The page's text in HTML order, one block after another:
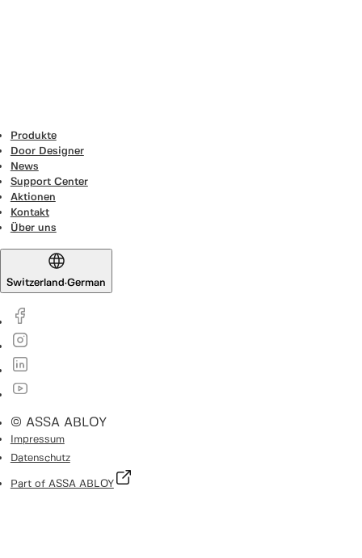
Produkte
Door Designer
News
Support Center
Aktionen
Kontakt
Über uns
Switzerland·German
© ASSA ABLOY
Impressum
Datenschutz
Part of ASSA ABLOY